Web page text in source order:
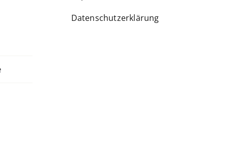
Datenschutzerklärung